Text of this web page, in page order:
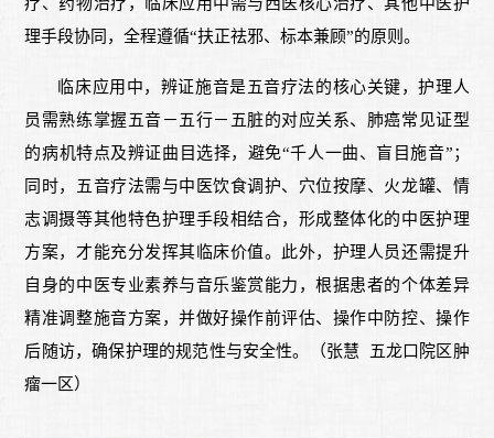
理手段协同，全程遵循“扶正祛邪、标本兼顾”的原则。
临床应用中，辨证施音是五音疗法的核心关键，护理人
员需熟练掌握五音－五行－五脏的对应关系、肺癌常见证型
的病机特点及辨证曲目选择，避免“千人一曲、盲目施音”；
同时，五音疗法需与中医饮食调护、穴位按摩、火龙罐、情
志调摄等其他特色护理手段相结合，形成整体化的中医护理
方案，才能充分发挥其临床价值。此外，护理人员还需提升
自身的中医专业素养与音乐鉴赏能力，根据患者的个体差异
精准调整施音方案，并做好操作前评估、操作中防控、操作
后随访，确保护理的规范性与安全性。（张慧 五龙口院区肿
瘤一区）